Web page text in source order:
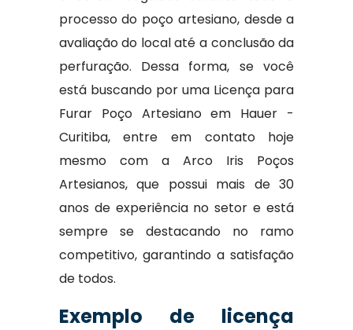
processo do poço artesiano, desde a
avaliação do local até a conclusão da
perfuração. Dessa forma, se você
está buscando por uma Licença para
Furar Poço Artesiano em Hauer -
Curitiba, entre em contato hoje
mesmo com a Arco Iris Poços
Artesianos, que possui mais de 30
anos de experiência no setor e está
sempre se destacando no ramo
competitivo, garantindo a satisfação
de todos.
Exemplo de licença